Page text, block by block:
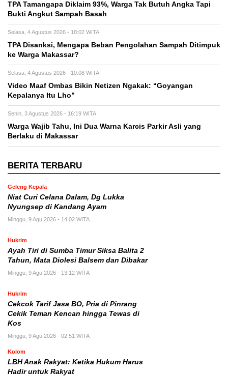
TPA Tamangapa Diklaim 93%, Warga Tak Butuh Angka Tapi
Bukti Angkut Sampah Basah
Selasa, 4 Agustus 2026 - 18:02 WITA
TPA Disanksi, Mengapa Beban Pengolahan Sampah Ditimpuk
ke Warga Makassar?
Selasa, 4 Agustus 2026 - 10:08 WITA
Video Maaf Ombas Bikin Netizen Ngakak: “Goyangan
Kepalanya Itu Lho”
Senin, 3 Agustus 2026 - 16:19 WITA
Warga Wajib Tahu, Ini Dua Warna Karcis Parkir Asli yang
Berlaku di Makassar
BERITA TERBARU
Geleng Kepala
Niat Curi Celana Dalam, Dg Lukka
Nyungsep di Kandang Ayam
Minggu, 9 Agu 2026 - 14:02 WITA
Hukrim
Ayah Tiri di Sumba Timur Siksa Balita 2
Tahun, Mata Diolesi Balsem dan Dibakar
Minggu, 9 Agu 2026 - 13:12 WITA
Hukrim
Cekcok Tarif Jasa BO, Pria di Pinrang
Cekik Teman Kencan hingga Tewas di
Kos
Minggu, 9 Agu 2026 - 02:51 WITA
Kolom
LBH Anak Rakyat: Ketika Hukum Harus
Hadir untuk Rakyat